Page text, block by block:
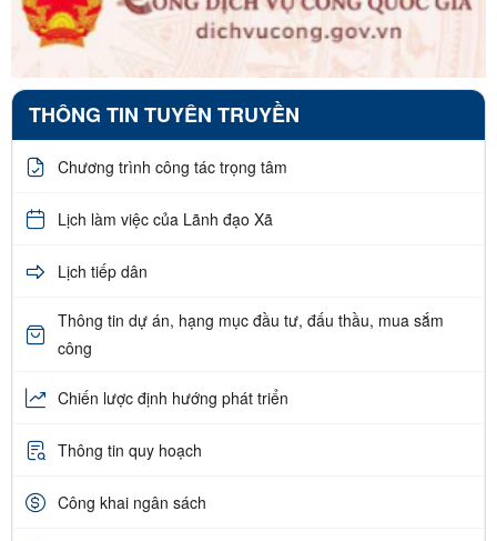
THÔNG TIN TUYÊN TRUYỀN
Chương trình công tác trọng tâm
Lịch làm việc của Lãnh đạo Xã
Lịch tiếp dân
Thông tin dự án, hạng mục đầu tư, đấu thầu, mua sắm
công
Chiến lược định hướng phát triển
Thông tin quy hoạch
Công khai ngân sách